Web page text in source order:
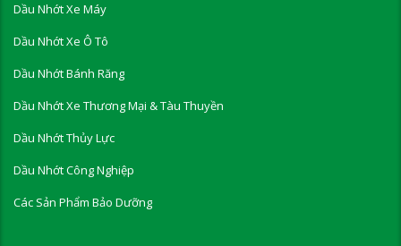
Dầu Nhớt Xe Máy
Dầu Nhớt Xe Ô Tô
Dầu Nhớt Bánh Răng
Dầu Nhớt Xe Thương Mại & Tàu Thuyền
Dầu Nhớt Thủy Lực
Dầu Nhớt Công Nghiệp
Các Sản Phẩm Bảo Dưỡng